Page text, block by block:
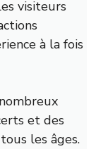
visiteurs
à la fois
et des
les âges.